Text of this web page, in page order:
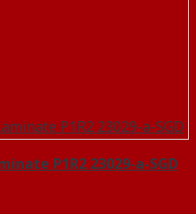
P1R2 23029-a-SGD